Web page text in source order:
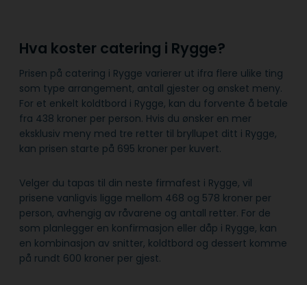
Hva koster catering i Rygge?
Prisen på catering i Rygge varierer ut ifra flere ulike ting
som type arrangement, antall gjester og ønsket meny.
For et enkelt koldtbord i Rygge, kan du forvente å betale
fra 438 kroner per person. Hvis du ønsker en mer
eksklusiv meny med tre retter til bryllupet ditt i Rygge,
kan prisen starte på 695 kroner per kuvert.
Velger du tapas til din neste firmafest i Rygge, vil
prisene vanligvis ligge mellom 468 og 578 kroner per
person, avhengig av råvarene og antall retter. For de
som planlegger en konfirmasjon eller dåp i Rygge, kan
en kombinasjon av snitter, koldtbord og dessert komme
på rundt 600 kroner per gjest.